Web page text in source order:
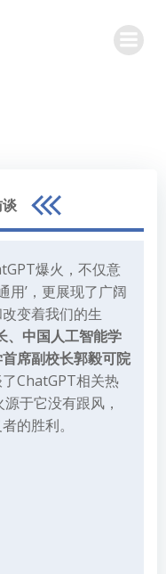
爆火，不仅意
用’，更展现了广阔
变着我们的生
中国人工智能学
席副校长郭毅可院
ChatGPT相关热
于它没有跟风，
的胜利。